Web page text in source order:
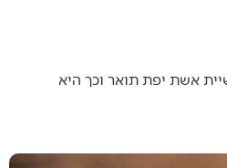
אשת יפת תואר וכך היא